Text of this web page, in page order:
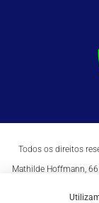
Todos os direitos
Mathilde Hoffmann, 66